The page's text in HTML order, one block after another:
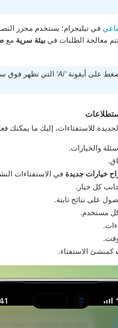
في تيليجرام؛ يستخدم محرر
معالجة الطلبات في بيئة سرية مع
على أيقونة'Ai' التي تظهر فوق
للاستفتاءات، إليك ما يمكنك
والخيارات.
خيارات جديدة في الاستفتاءات
كل خيار.
على نتائج ثابتة.
مستخدم.
كمنشئ الاستفتاء.